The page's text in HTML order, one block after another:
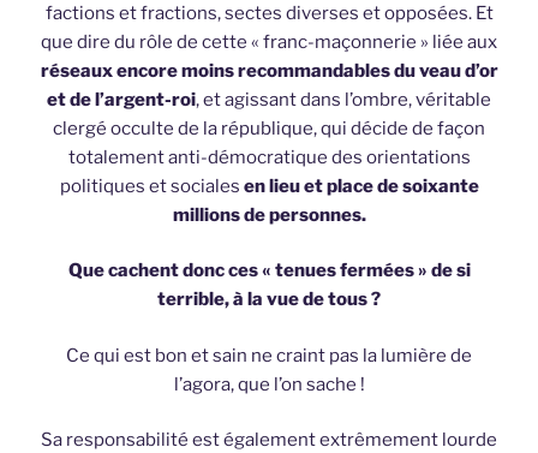
factions et fractions, sectes diverses et opposées. Et
que dire du rôle de cette « franc-maçonnerie » liée aux
réseaux encore moins recommandables du veau d’or
et de l’argent-roi, et agissant dans l’ombre, véritable
clergé occulte de la république, qui décide de façon
totalement anti-démocratique des orientations
politiques et sociales en lieu et place de soixante
millions de personnes.
Que cachent donc ces « tenues fermées » de si
terrible, à la vue de tous ?
Ce qui est bon et sain ne craint pas la lumière de
l’agora, que l’on sache !
Sa responsabilité est également extrêmement lourde